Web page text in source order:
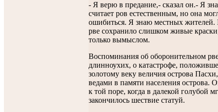
- Я верю в предание,- сказал он.- Я
считает ров естественным, но она
ошибиться. Я знаю местных жителей.
рве сохранило слишком живые
только вымыслом.
Воспоминания об оборонительном
длинноухих, о катастрофе,
золотому веку величия острова
ведами в памяти населения острова.
к той поре, когда в далекой голубой
закончилось шествие статуй.